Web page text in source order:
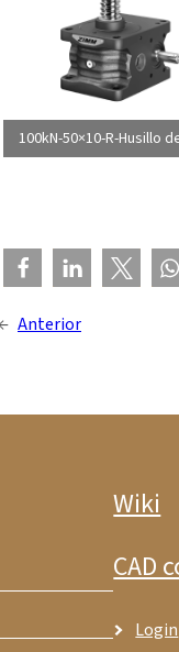
100kN-50×10-R-Husillo
Anterior
Wiki
CAD
Login